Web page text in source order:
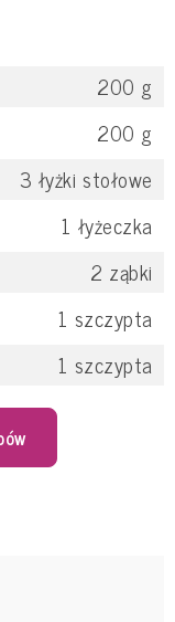
200 g
200 g
3 łyżki stołowe
1 łyżeczka
2 ząbki
1 szczypta
1 szczypta